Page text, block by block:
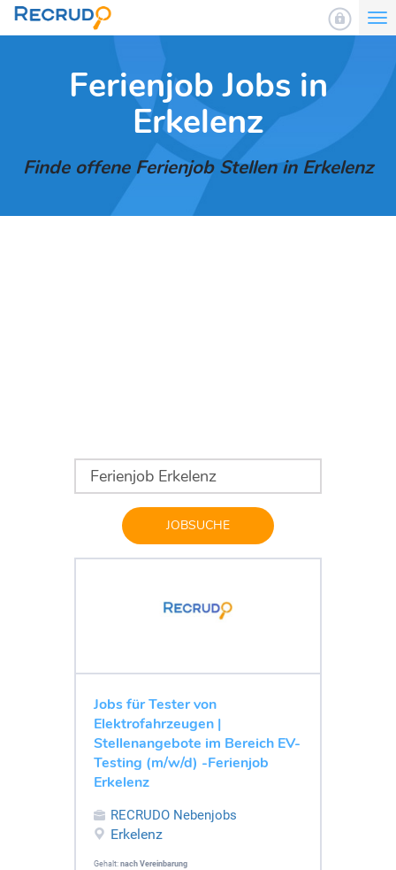
Ferienjob Jobs in
Erkelenz
Finde offene Ferienjob Stellen in Erkelenz
JOBSUCHE
Jobs für Tester von
Elektrofahrzeugen |
Stellenangebote im Bereich EV-
Testing (m/w/d) -Ferienjob
Erkelenz
RECRUDO Nebenjobs
Erkelenz
Gehalt: nach Vereinbarung